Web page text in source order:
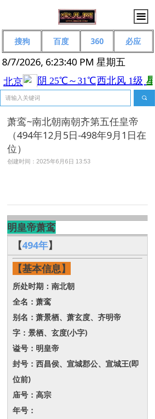
끀
8/7/2026, 6:23:40 PM 星期五
끠
搜狗 百度 360 必应
萧鸾~南北朝南朝齐第五任皇帝
（494年12月5日-498年9月1日在
位）
创建时间： 2025年6月6日 13:53
明皇帝萧鸾
【494年】
【基本信息】
所处时期：南北朝
全名：萧鸾
别名：萧景栖、萧玄度、齐明帝
字：景栖、玄度(小字)
谥号：明皇帝
封号：西昌侯、宣城郡公、宣城王(即
位前)
庙号：高宗
年号：